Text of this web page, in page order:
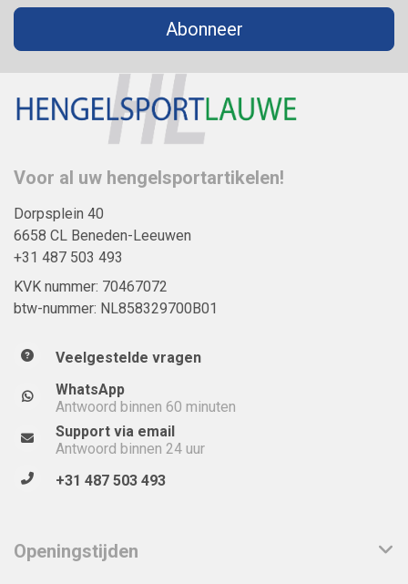
Abonneer
Voor al uw hengelsportartikelen!
Dorpsplein 40
6658 CL Beneden-Leeuwen
+31 487 503 493
KVK nummer: 70467072
btw-nummer: NL858329700B01
Veelgestelde vragen
WhatsApp
Antwoord binnen 60 minuten
Support via email
Antwoord binnen 24 uur
+31 487 503 493
Openingstijden